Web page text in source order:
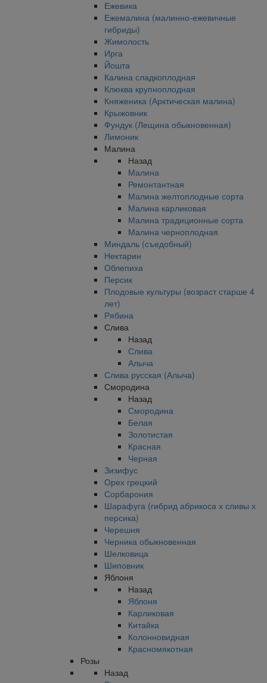
Ежевика
Ежемалина (малинно-ежевичные
гибриды)
Жимолость
Ирга
Йошта
Калина сладкоплодная
Клюква крупноплодная
Княженика (Арктическая малина)
Крыжовник
Фундук (Лещина обыкновенная)
Лимоник
Малина
Назад
Малина
Ремонтантная
Малина желтоплодные сорта
Малина карликовая
Малина традиционные сорта
Малина черноплодная
Миндаль (съедобный)
Нектарин
Облепиха
Персик
Плодовые культуры (возраст старше 4
лет)
Рябина
Слива
Назад
Слива
Алыча
Слива русская (Алыча)
Смородина
Назад
Смородина
Белая
Золотистая
Красная
Черная
Зизифус
Орех грецкий
Сорбарония
Шарафуга (гибрид абрикоса х сливы х
персика)
Черешня
Черника обыкновенная
Шелковица
Шиповник
Яблоня
Назад
Яблоня
Карликовая
Китайка
Колонновидная
Красномякотная
Розы
Назад